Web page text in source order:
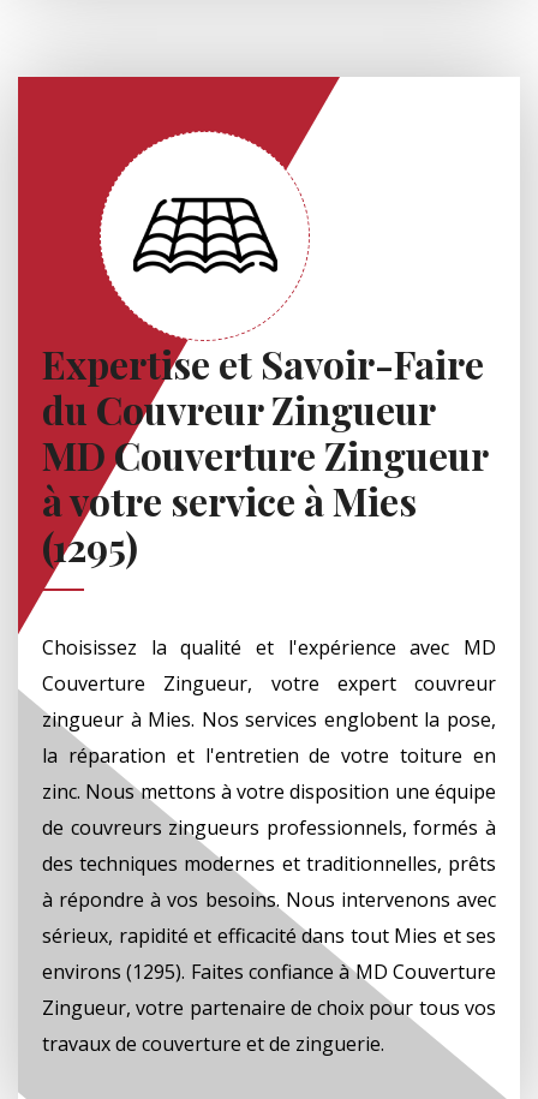
Expertise et Savoir-Faire
du Couvreur Zingueur
MD Couverture Zingueur
à votre service à Mies
(1295)
Choisissez la qualité et l'expérience avec MD
Couverture Zingueur, votre expert couvreur
zingueur à Mies. Nos services englobent la pose,
la réparation et l'entretien de votre toiture en
zinc. Nous mettons à votre disposition une équipe
de couvreurs zingueurs professionnels, formés à
des techniques modernes et traditionnelles, prêts
à répondre à vos besoins. Nous intervenons avec
sérieux, rapidité et efficacité dans tout Mies et ses
environs (1295). Faites confiance à MD Couverture
Zingueur, votre partenaire de choix pour tous vos
travaux de couverture et de zinguerie.